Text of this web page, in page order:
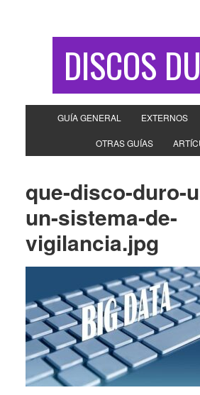
DISCOS
GUÍA GENERAL EXTERNOS
OTRAS GUÍAS
que-disco-duro-
un-sistema-de-
vigilancia.jpg